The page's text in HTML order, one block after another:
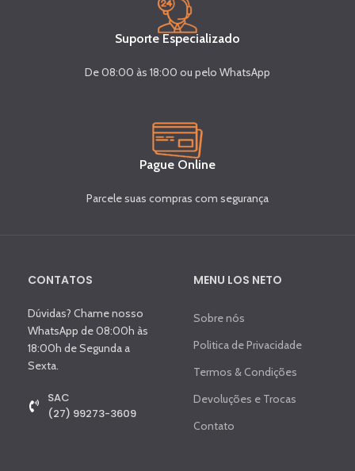
Suporte Especializado
De 08:00 às 18:00 ou pelo WhatsApp
Pague Online
Parcele suas compras com segurança
CONTATOS
Dúvidas? Chame nosso
WhatsApp de 08:00h às
18:00h de Segunda a
Sexta.
SAC
(27) 99273-3609
MENU LOS NETO
Sobre nós
Politica de Privacidade
Termos & Condições
Devoluções e Trocas
Contato